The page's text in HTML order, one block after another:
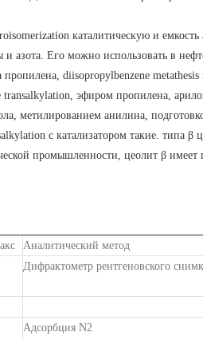
каталитическую и
азота. Его можно использовать в
diisopropylbenzene
эфиром пропилена,
метилированием анилина,
с катализатором такие. типа β
промышленности, цеолит β имеет
Аналитический метод
Дифрактометр рентгеновского
Адсорбция N2